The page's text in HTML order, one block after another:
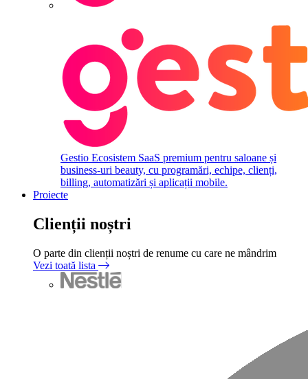
Gestio Ecosistem SaaS premium pentru saloane și
business-uri beauty, cu programări, echipe, clienți,
billing, automatizări și aplicații mobile.
Proiecte
Clienții noștri
O parte din clienții noștri de renume cu care ne mândrim
Vezi toată lista